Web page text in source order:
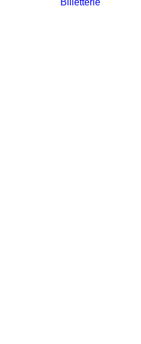
Billetterie